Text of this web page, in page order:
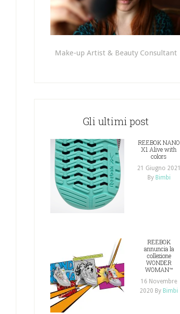
Make-up Artist & Beauty Consultant
Gli ultimi post
REEBOK NANO
X1 Alive with
colors
21 Giugno 2021
By Bimbi
REEBOK
annuncia la
collezione
WONDER
WOMAN™
16 Novembre
2020 By Bimbi